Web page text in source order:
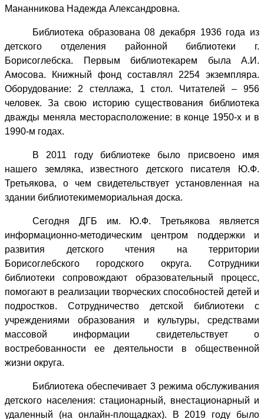
Мананникова Надежда Александровна.
Библиотека образована 08 декабря 1936 года из
детского отделения районной библиотеки г.
Борисоглебска. Первым библиотекарем была А.И.
Амосова. Книжный фонд составлял 2254 экземпляра.
Оборудование: 2 стеллажа, 1 стол. Читателей – 956
человек. За свою историю существования библиотека
дважды меняла месторасположение: в конце 1950-х и в
1990-м годах.
В 2011 году библиотеке было присвоено имя
нашего земляка, известного детского писателя Ю.Ф.
Третьякова, о чем свидетельствует установленная на
здании библиотекимемориальная доска.
Сегодня ДГБ им. Ю.Ф. Третьякова является
информационно-методическим центром поддержки и
развития детского чтения на территории
Борисоглебского городского округа. Сотрудники
библиотеки сопровождают образовательный процесс,
помогают в реализации творческих способностей детей и
подростков. Сотрудничество детской библиотеки с
учреждениями образования и культуры, средствами
массовой информации свидетельствует о
востребованности ее деятельности в общественной
жизни округа.
Библиотека обеспечивает 3 режима обслуживания
детского населения: стационарный, внестационарный и
удаленный (на онлайн-площадках). В 2019 году было